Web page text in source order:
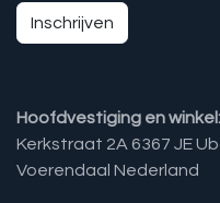
Inschrijven
Hoofdvestiging en winkel:
Kerkstraat 2A 6367 JE
Voerendaal Nederland